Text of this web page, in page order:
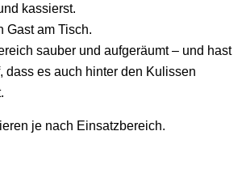
kassierst.
Gast am Tisch.
sauber und aufgeräumt – und hast
dass es auch hinter den Kulissen
je nach Einsatzbereich.